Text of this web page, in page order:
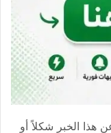
الخبر شكلاً أو